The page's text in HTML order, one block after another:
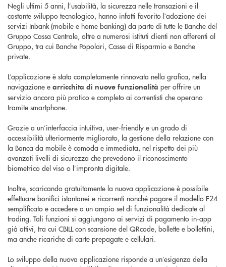
Negli ultimi 5 anni, l’usabilità, la sicurezza nelle transazioni e il
costante sviluppo tecnologico, hanno infatti favorito l’adozione dei
servizi Inbank (mobile e home banking) da parte di tutte le Banche del
Gruppo Cassa Centrale, oltre a numerosi istituti clienti non afferenti al
Gruppo, tra cui Banche Popolari, Casse di Risparmio e Banche
private.
L’applicazione è stata completamente rinnovata nella grafica, nella
navigazione e arricchita di nuove funzionalità per offrire un
servizio ancora più pratico e completo ai correntisti che operano
tramite smartphone.
Grazie a un’interfaccia intuitiva, user-friendly e un grado di
accessibilità ulteriormente migliorato, la gestione della relazione con
la Banca da mobile è comoda e immediata, nel rispetto dei più
avanzati livelli di sicurezza che prevedono il riconoscimento
biometrico del viso o l’impronta digitale.
Inoltre, scaricando gratuitamente la nuova applicazione è possibile
effettuare bonifici istantanei e ricorrenti nonché pagare il modello F24
semplificato e accedere a un ampio set di funzionalità dedicate al
trading. Tali funzioni si aggiungono ai servizi di pagamento in-app
già attivi, tra cui CBILL con scansione del QRcode, bollette e bollettini,
ma anche ricariche di carte prepagate e cellulari.
Lo sviluppo della nuova applicazione risponde a un’esigenza della